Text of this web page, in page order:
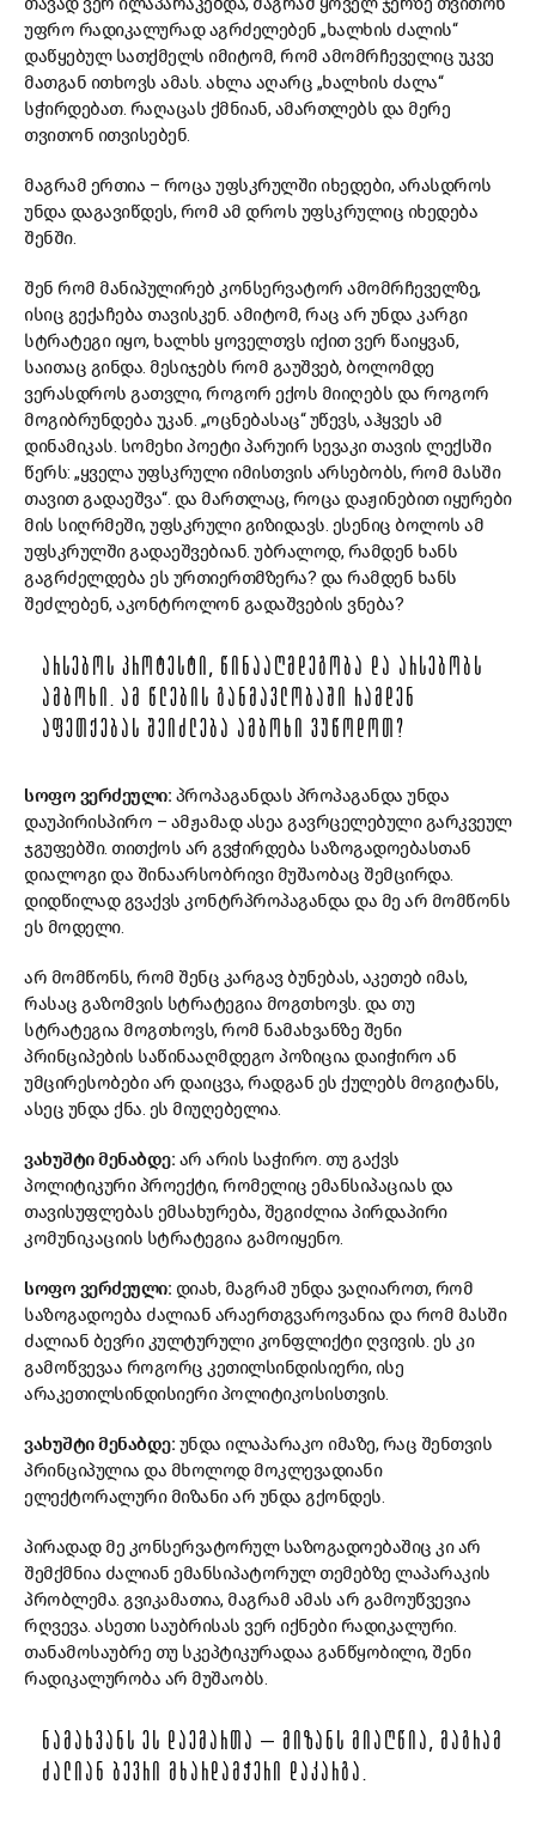
უფრო რადიკალურად აგრძელებენ „ხალხის ძალის“
დაწყებულ სათქმელს იმიტომ, რომ ამომრჩეველიც უკვე
მათგან ითხოვს ამას. ახლა აღარც „ხალხის ძალა“
სჭირდებათ. რაღაცას ქმნიან, ამართლებს და მერე
თვითონ ითვისებენ.
მაგრამ ერთია – როცა უფსკრულში იხედები, არასდროს
უნდა დაგავიწდეს, რომ ამ დროს უფსკრულიც იხედება
შენში.
შენ რომ მანიპულირებ კონსერვატორ ამომრჩეველზე,
ისიც გექაჩება თავისკენ. ამიტომ, რაც არ უნდა კარგი
სტრატეგი იყო, ხალხს ყოველთვს იქით ვერ წაიყვან,
საითაც გინდა. მესიჯებს რომ გაუშვებ, ბოლომდე
ვერასდროს გათვლი, როგორ ექოს მიიღებს და როგორ
მოგიბრუნდება უკან. „ოცნებასაც“ უწევს, აჰყვეს ამ
დინამიკას. სომეხი პოეტი პარუირ სევაკი თავის ლექსში
წერს: „ყველა უფსკრული იმისთვის არსებობს, რომ მასში
თავით გადაეშვა“. და მართლაც, როცა დაჟინებით იყურები
მის სიღრმეში, უფსკრული გიზიდავს. ესენიც ბოლოს ამ
უფსკრულში გადაეშვებიან. უბრალოდ, რამდენ ხანს
გაგრძელდება ეს ურთიერთმზერა? და რამდენ ხანს
შეძლებენ, აკონტროლონ გადაშვების ვნება?
ᲐᲠᲡᲔᲑᲝᲡ ᲞᲠᲝᲢᲔᲡᲢᲘ, ᲬᲘᲜᲐᲐᲦᲛᲓᲔᲒᲝᲑᲐ ᲓᲐ ᲐᲠᲡᲔᲑᲝᲑᲡ
ᲐᲛᲑᲝᲮᲘ. ᲐᲛ ᲬᲚᲔᲑᲘᲡ ᲒᲐᲜᲛᲐᲕᲚᲝᲑᲐᲨᲘ ᲠᲐᲛᲓᲔᲜ
ᲐᲤᲔᲗᲥᲔᲑᲐᲡ ᲨᲔᲘᲫᲚᲔᲑᲐ ᲐᲛᲑᲝᲮᲘ ᲕᲣᲬᲝᲓᲝᲗ?
სოფო ვერძეული: პროპაგანდას პროპაგანდა უნდა
დაუპირისპირო – ამჟამად ასეა გავრცელებული გარკვეულ
ჯგუფებში. თითქოს არ გვჭირდება საზოგადოებასთან
დიალოგი და შინაარსობრივი მუშაობაც შემცირდა.
დიდწილად გვაქვს კონტრპროპაგანდა და მე არ მომწონს
ეს მოდელი.
არ მომწონს, რომ შენც კარგავ ბუნებას, აკეთებ იმას,
რასაც გაზომვის სტრატეგია მოგთხოვს. და თუ
სტრატეგია მოგთხოვს, რომ ნამახვანზე შენი
პრინციპების საწინააღმდეგო პოზიცია დაიჭირო ან
უმცირესობები არ დაიცვა, რადგან ეს ქულებს მოგიტანს,
ასეც უნდა ქნა. ეს მიუღებელია.
ვახუშტი მენაბდე: არ არის საჭირო. თუ გაქვს
პოლიტიკური პროექტი, რომელიც ემანსიპაციას და
თავისუფლებას ემსახურება, შეგიძლია პირდაპირი
კომუნიკაციის სტრატეგია გამოიყენო.
სოფო ვერძეული: დიახ, მაგრამ უნდა ვაღიაროთ, რომ
საზოგადოება ძალიან არაერთგვაროვანია და რომ მასში
ძალიან ბევრი კულტურული კონფლიქტი ღვივის. ეს კი
გამოწვევაა როგორც კეთილსინდისიერი, ისე
არაკეთილსინდისიერი პოლიტიკოსისთვის.
ვახუშტი მენაბდე: უნდა ილაპარაკო იმაზე, რაც შენთვის
პრინციპულია და მხოლოდ მოკლევადიანი
ელექტორალური მიზანი არ უნდა გქონდეს.
პირადად მე კონსერვატორულ საზოგადოებაშიც კი არ
შემქმნია ძალიან ემანსიპატორულ თემებზე ლაპარაკის
პრობლემა. გვიკამათია, მაგრამ ამას არ გამოუწვევია
რღვევა. ასეთი საუბრისას ვერ იქნები რადიკალური.
თანამოსაუბრე თუ სკეპტიკურადაა განწყობილი, შენი
რადიკალურობა არ მუშაობს.
ᲜᲐᲛᲐᲮᲕᲐᲜᲡ ᲔᲡ ᲓᲐᲔᲛᲐᲠᲗᲐ – ᲛᲘᲖᲐᲜᲡ ᲛᲘᲐᲦᲬᲘᲐ, ᲛᲐᲒᲠᲐᲛ
ᲫᲐᲚᲘᲐᲜ ᲑᲔᲕᲠᲘ ᲛᲮᲐᲠᲓᲐᲛᲭᲔᲠᲘ ᲓᲐᲙᲐᲠᲒᲐ.